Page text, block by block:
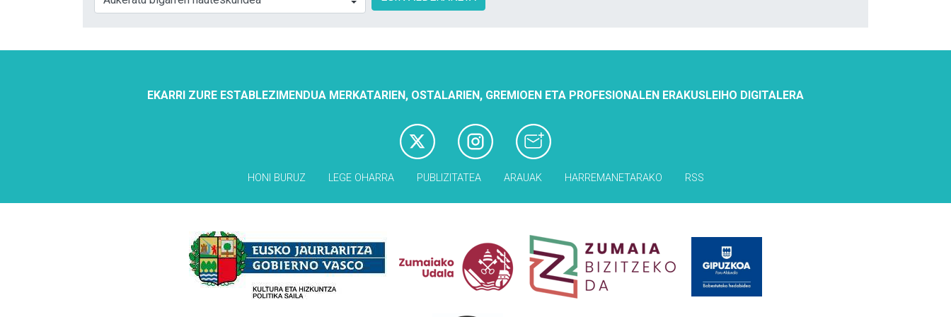
EKARRI ZURE ESTABLEZIMENDUA MERKATARIEN, OSTALARIEN, GREMIOEN ETA PROFESIONALEN ERAKUSLEIHO DIGITALERA
HONI BURUZ LEGE OHARRA PUBLIZITATEA ARAUAK HARREMANETARAKO RSS